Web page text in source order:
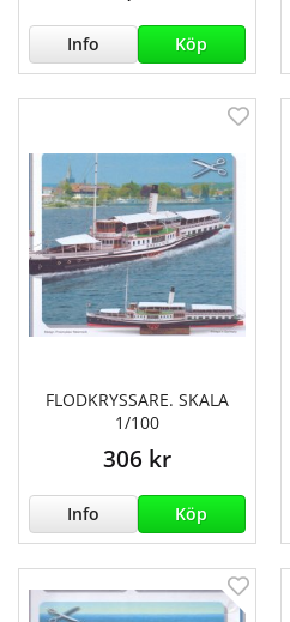
Info Köp
FLODKRYSSARE. SKALA
1/100
306 kr
Info Köp